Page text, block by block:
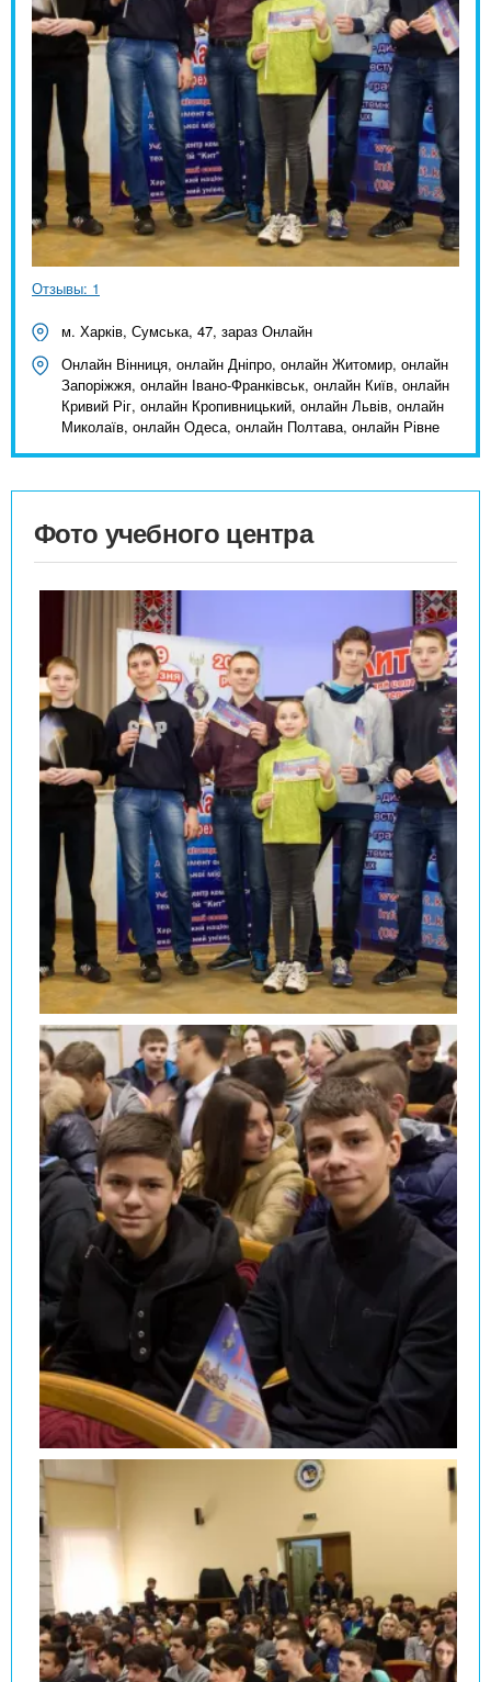
Отзывы: 1
м. Харків, Сумська, 47, зараз Онлайн
Онлайн Вінниця, онлайн Дніпро, онлайн Житомир, онлайн
Запоріжжя, онлайн Івано-Франківськ, онлайн Київ, онлайн
Кривий Ріг, онлайн Кропивницький, онлайн Львів, онлайн
Миколаїв, онлайн Одеса, онлайн Полтава, онлайн Рівне
Фото учебного центра